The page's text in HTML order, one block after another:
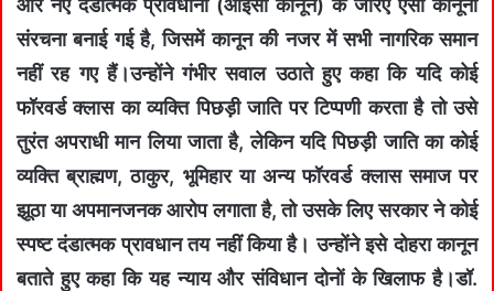
संरचना बनाई गई है, जिसमें कानून की नजर में सभी नागरिक समान
नहीं रह गए हैं।उन्होंने गंभीर सवाल उठाते हुए कहा कि यदि कोई
फॉरवर्ड क्लास का व्यक्ति पिछड़ी जाति पर टिप्पणी करता है तो उसे
तुरंत अपराधी मान लिया जाता है, लेकिन यदि पिछड़ी जाति का कोई
व्यक्ति ब्राह्मण, ठाकुर, भूमिहार या अन्य फॉरवर्ड क्लास समाज पर
झूठा या अपमानजनक आरोप लगाता है, तो उसके लिए सरकार ने कोई
स्पष्ट दंडात्मक प्रावधान तय नहीं किया है। उन्होंने इसे दोहरा कानून
बताते हुए कहा कि यह न्याय और संविधान दोनों के खिलाफ है।डॉ.